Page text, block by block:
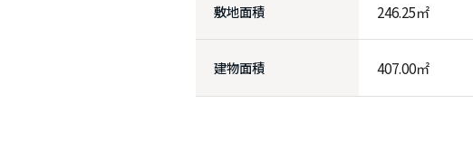
敷地面積 246.25㎡
建物面積 407.00㎡